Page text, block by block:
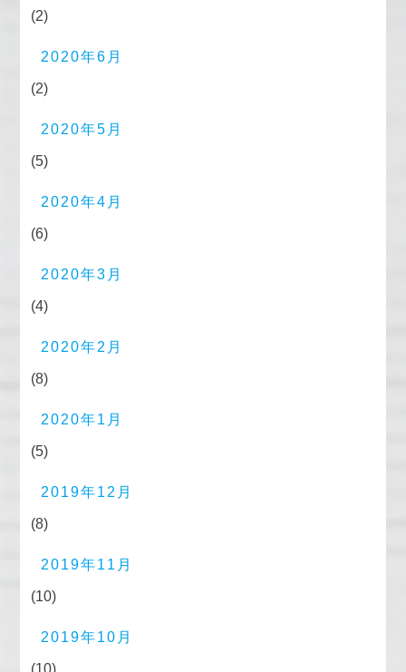
(2)
2020年6月
(2)
2020年5月
(5)
2020年4月
(6)
2020年3月
(4)
2020年2月
(8)
2020年1月
(5)
2019年12月
(8)
2019年11月
(10)
2019年10月
(10)